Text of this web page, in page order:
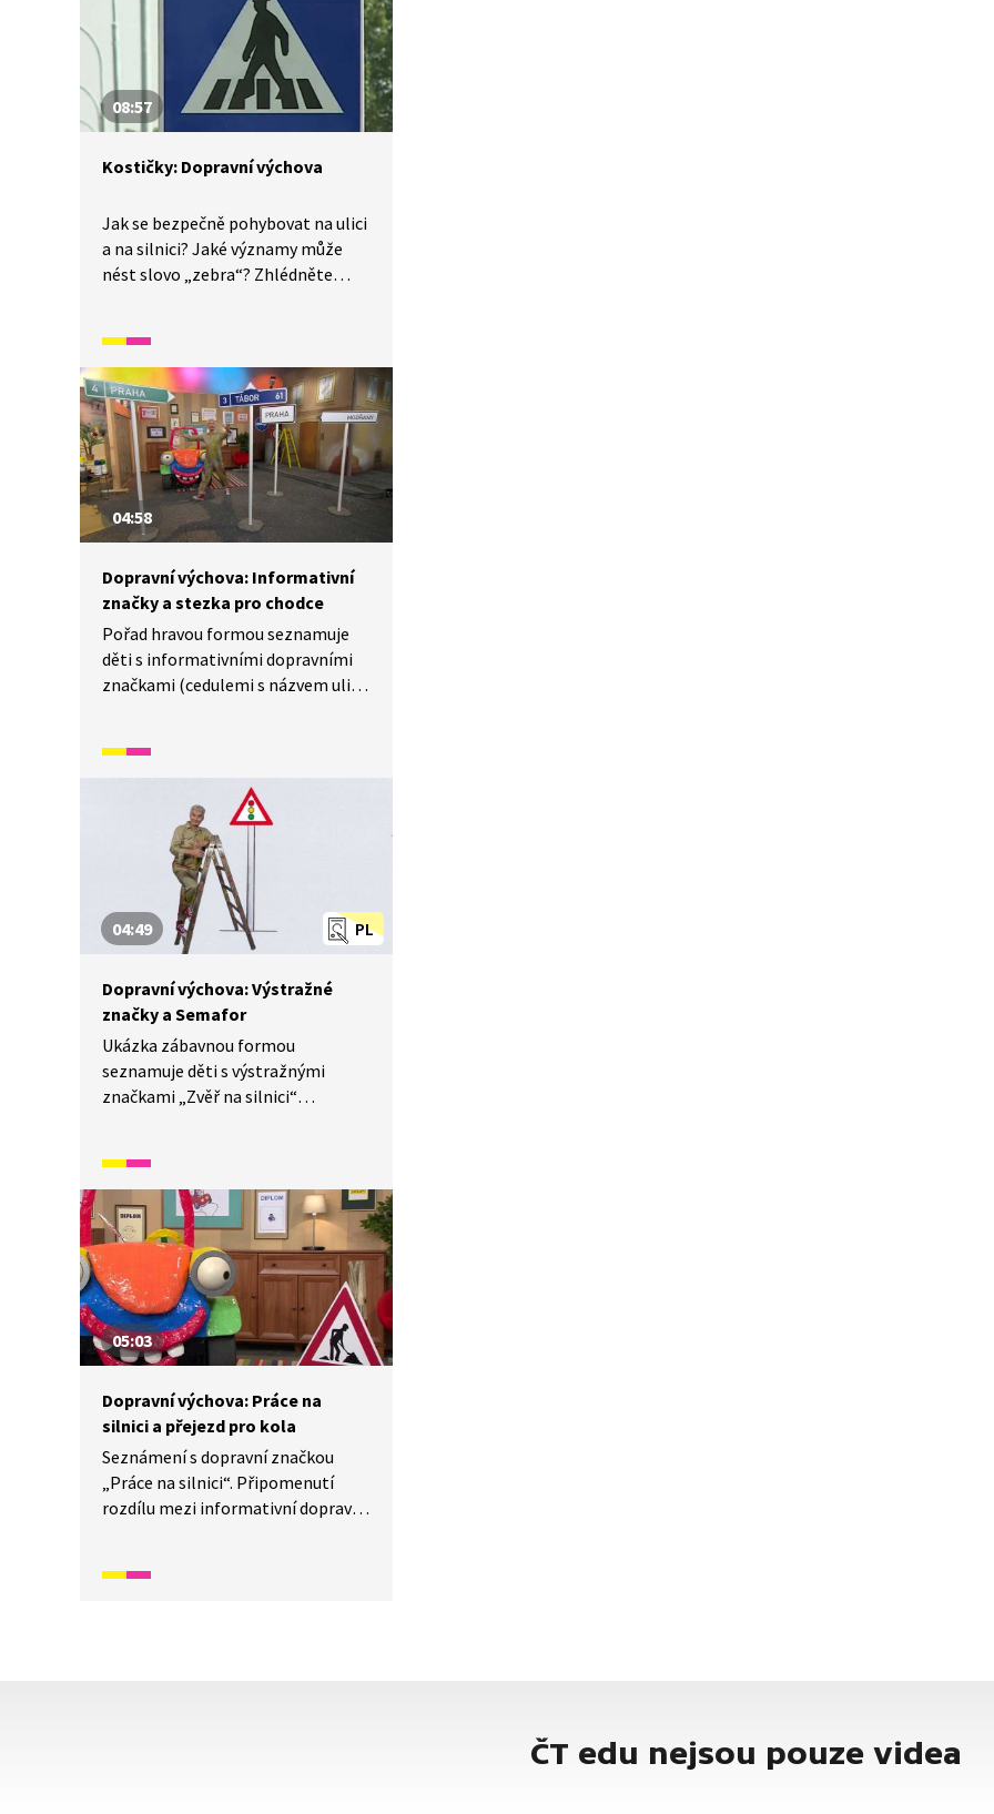
08:57
Kostičky: Dopravní výchova
Jak se bezpečně pohybovat na ulici
a na silnici? Jaké významy může
nést slovo „zebra“? Zhlédněte
značek, bezpečného cestování
autem i ochrany před úrazy na kole.
04:58
Dopravní výchova: Informativní
značky a stezka pro chodce
Pořad hravou formou seznamuje
děti s informativními dopravními
značkami (cedulemi s názvem ulice
Názornou ukázkou vysvětluje
význam těchto značek.
PL
04:49
Dopravní výchova: Výstražné
značky a Semafor
Ukázka zábavnou formou
seznamuje děti s výstražnými
značkami „Zvěř na silnici“
dopravní značky vypadají, a jaký
mají význam. Zjistí také, kdy se smí
a nesmí přecházet přes přechod,
tedy který panáček ukazuje STŮJ
a který MŮŽEŠ JÍT.
05:03
Dopravní výchova: Práce na
silnici a přejezd pro kola
Seznámení s dopravní značkou
„Práce na silnici“. Připomenutí
rozdílu mezi informativní dopravní
vysvětlení, jak vypadá přejezd
ČT edu nejsou pouze videa